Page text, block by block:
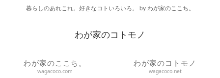
暮らしのあれこれ。好きなコトいろいろ。 by わが家のここち。
わが家のコトモノ
わが家のここち。
wagacoco.com
わが家のコトモノ
wagacoco.net